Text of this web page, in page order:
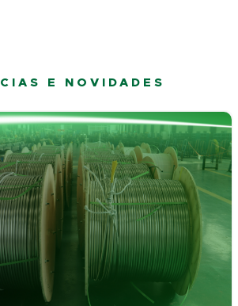
E NOVIDADES